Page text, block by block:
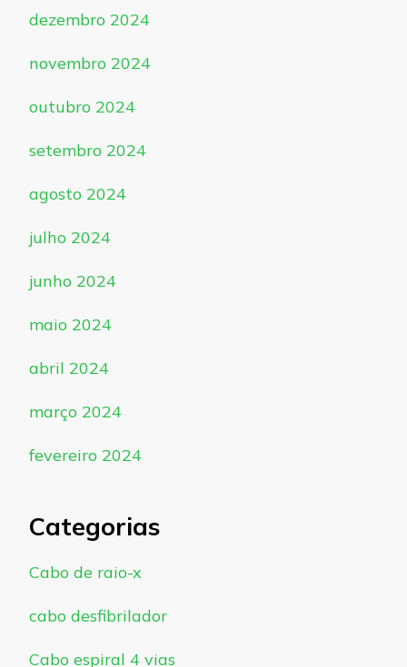
dezembro 2024
novembro 2024
outubro 2024
setembro 2024
agosto 2024
julho 2024
junho 2024
maio 2024
abril 2024
março 2024
fevereiro 2024
Categorias
Cabo de raio-x
cabo desfibrilador
Cabo espiral 4 vias